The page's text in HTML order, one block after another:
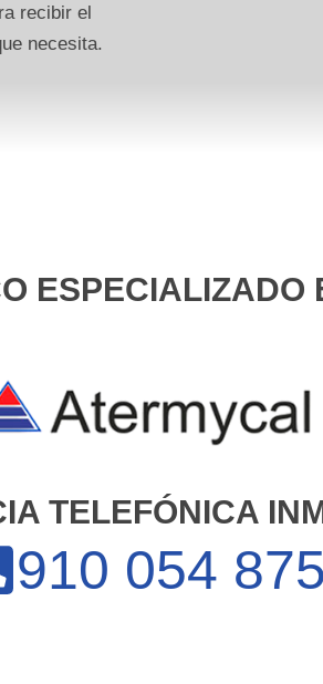
recibir el
necesita.
ESPECIALIZADO
TELEFÓNICA
910 054 875